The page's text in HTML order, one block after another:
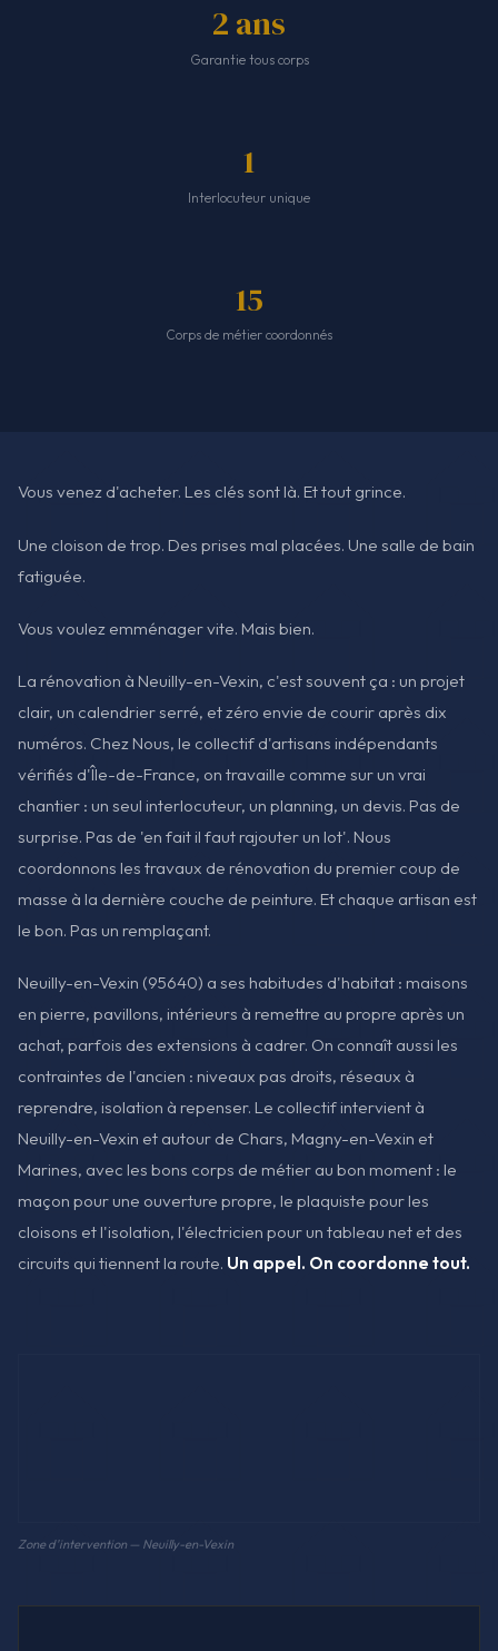
2 ans
Garantie tous corps
1
Interlocuteur unique
15
Corps de métier coordonnés
Vous venez d'acheter. Les clés sont là. Et tout grince.
Une cloison de trop. Des prises mal placées. Une salle de bain
fatiguée.
Vous voulez emménager vite. Mais bien.
La rénovation à Neuilly-en-Vexin, c'est souvent ça : un projet
clair, un calendrier serré, et zéro envie de courir après dix
numéros. Chez Nous, le collectif d'artisans indépendants
vérifiés d'Île-de-France, on travaille comme sur un vrai
chantier : un seul interlocuteur, un planning, un devis. Pas de
surprise. Pas de 'en fait il faut rajouter un lot'. Nous
coordonnons les travaux de rénovation du premier coup de
masse à la dernière couche de peinture. Et chaque artisan est
le bon. Pas un remplaçant.
Neuilly-en-Vexin (95640) a ses habitudes d'habitat : maisons
en pierre, pavillons, intérieurs à remettre au propre après un
achat, parfois des extensions à cadrer. On connaît aussi les
contraintes de l'ancien : niveaux pas droits, réseaux à
reprendre, isolation à repenser. Le collectif intervient à
Neuilly-en-Vexin et autour de Chars, Magny-en-Vexin et
Marines, avec les bons corps de métier au bon moment : le
maçon pour une ouverture propre, le plaquiste pour les
cloisons et l'isolation, l'électricien pour un tableau net et des
circuits qui tiennent la route. Un appel. On coordonne tout.
Zone d'intervention — Neuilly-en-Vexin